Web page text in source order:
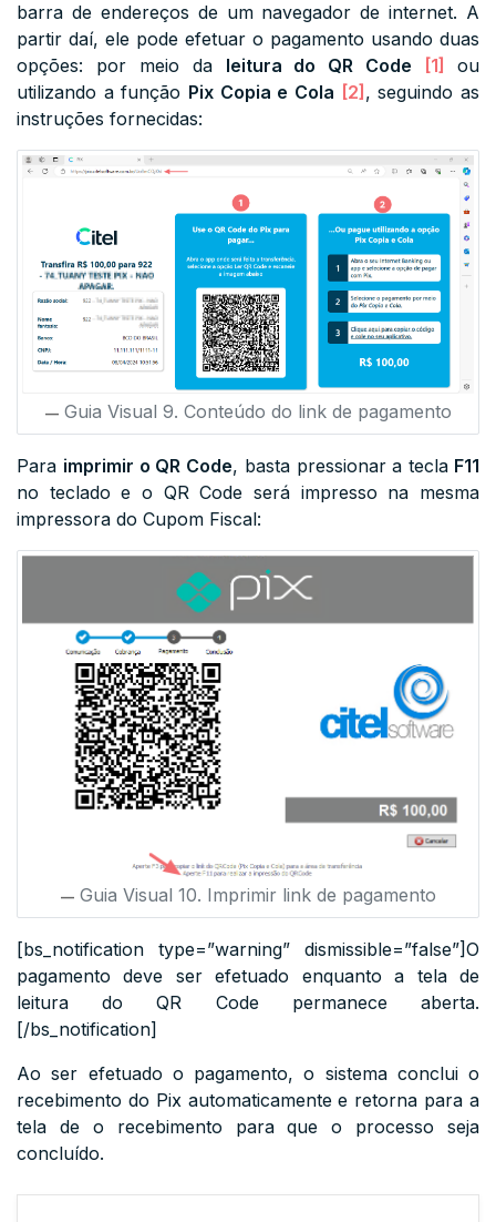
barra de endereços de um navegador de internet. A
partir daí, ele pode efetuar o pagamento usando duas
opções: por meio da leitura do QR Code [1]
ou
utilizando a função Pix Copia e Cola [2] , seguindo as
instruções fornecidas:
Guia Visual 9. Conteúdo do link de pagamento
Para imprimir o QR Code, basta pressionar a tecla F11
no teclado e o QR Code será impresso na mesma
impressora do Cupom Fiscal:
Guia Visual 10. Imprimir link de pagamento
[bs_notification type=”warning” dismissible=”false”]O
pagamento deve ser efetuado enquanto a tela de
leitura do QR Code permanece aberta.
[/bs_notification]
Ao ser efetuado o pagamento, o sistema conclui o
recebimento do Pix automaticamente e retorna para a
tela de o recebimento para que o processo seja
concluído.